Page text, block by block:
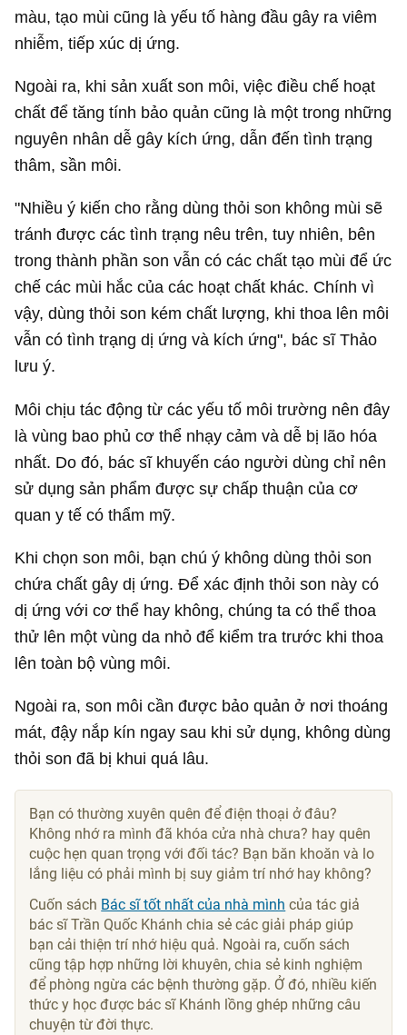
màu, tạo mùi cũng là yếu tố hàng đầu gây ra viêm
nhiễm, tiếp xúc dị ứng.
Ngoài ra, khi sản xuất son môi, việc điều chế hoạt
chất để tăng tính bảo quản cũng là một trong những
nguyên nhân dễ gây kích ứng, dẫn đến tình trạng
thâm, sần môi.
"Nhiều ý kiến cho rằng dùng thỏi son không mùi sẽ
tránh được các tình trạng nêu trên, tuy nhiên, bên
trong thành phần son vẫn có các chất tạo mùi để ức
chế các mùi hắc của các hoạt chất khác. Chính vì
vậy, dùng thỏi son kém chất lượng, khi thoa lên môi
vẫn có tình trạng dị ứng và kích ứng", bác sĩ Thảo
lưu ý.
Môi chịu tác động từ các yếu tố môi trường nên đây
là vùng bao phủ cơ thể nhạy cảm và dễ bị lão hóa
nhất. Do đó, bác sĩ khuyến cáo người dùng chỉ nên
sử dụng sản phẩm được sự chấp thuận của cơ
quan y tế có thẩm mỹ.
Khi chọn son môi, bạn chú ý không dùng thỏi son
chứa chất gây dị ứng. Để xác định thỏi son này có
dị ứng với cơ thể hay không, chúng ta có thể thoa
thử lên một vùng da nhỏ để kiểm tra trước khi thoa
lên toàn bộ vùng môi.
Ngoài ra, son môi cần được bảo quản ở nơi thoáng
mát, đậy nắp kín ngay sau khi sử dụng, không dùng
thỏi son đã bị khui quá lâu.
Bạn có thường xuyên quên để điện thoại ở đâu?
Không nhớ ra mình đã khóa cửa nhà chưa? hay quên
cuộc hẹn quan trọng với đối tác? Bạn băn khoăn và lo
lắng liệu có phải mình bị suy giảm trí nhớ hay không?
Cuốn sách Bác sĩ tốt nhất của nhà mình của tác giả
bác sĩ Trần Quốc Khánh chia sẻ các giải pháp giúp
bạn cải thiện trí nhớ hiệu quả. Ngoài ra, cuốn sách
cũng tập hợp những lời khuyên, chia sẻ kinh nghiệm
để phòng ngừa các bệnh thường gặp. Ở đó, nhiều kiến
thức y học được bác sĩ Khánh lồng ghép những câu
chuyện từ đời thực.